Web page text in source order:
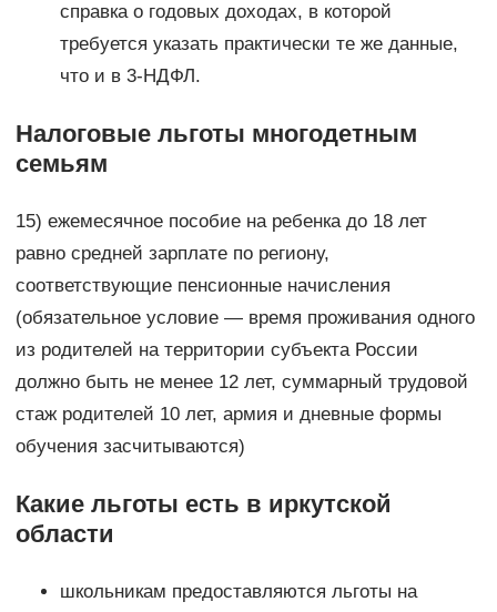
справка о годовых доходах, в которой
требуется указать практически те же данные,
что и в 3-НДФЛ.
Налоговые льготы многодетным
семьям
15) ежемесячное пособие на ребенка до 18 лет
равно средней зарплате по региону,
соответствующие пенсионные начисления
(обязательное условие — время проживания одного
из родителей на территории субъекта России
должно быть не менее 12 лет, суммарный трудовой
стаж родителей 10 лет, армия и дневные формы
обучения засчитываются)
Какие льготы есть в иркутской
области
школьникам предоставляются льготы на